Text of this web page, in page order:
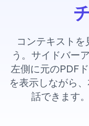
コンテキストを
う。サイドバー
左側に元のPDF
を表示しながら
話できます